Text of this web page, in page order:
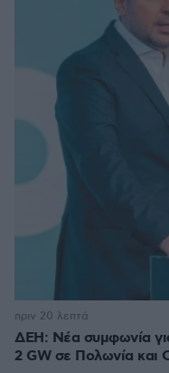
ΔΕΗ: Νέα συμφωνία
2 GW σε Πολωνία και
πριν 20 λεπτά